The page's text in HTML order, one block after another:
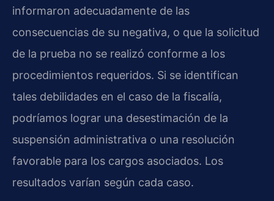
informaron adecuadamente de las
consecuencias de su negativa, o que la solicitud
de la prueba no se realizó conforme a los
procedimientos requeridos. Si se identifican
tales debilidades en el caso de la fiscalía,
podríamos lograr una desestimación de la
suspensión administrativa o una resolución
favorable para los cargos asociados. Los
resultados varían según cada caso.